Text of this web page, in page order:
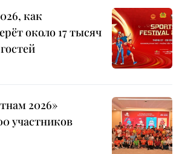
как
около 17 тысяч
2026»
участников